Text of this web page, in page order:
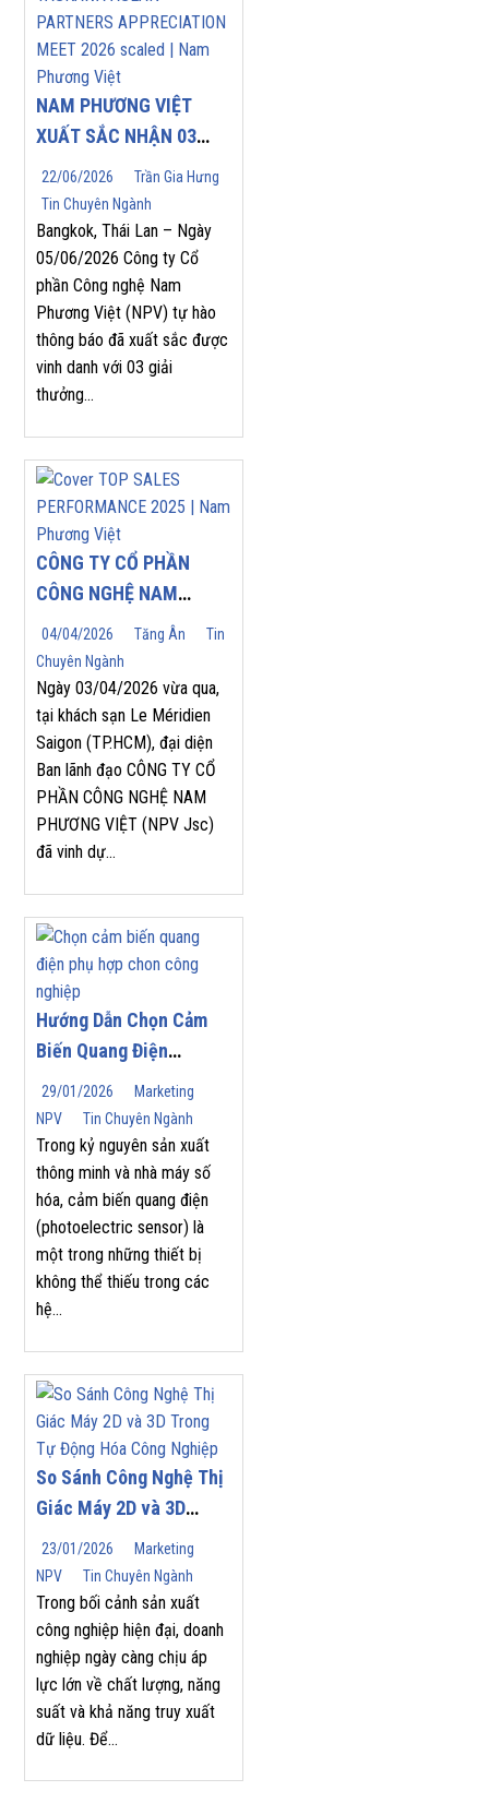
NAM PHƯƠNG VIỆT
XUẤT SẮC NHẬN 03
GIẢI THƯỞNG DANH
GIÁ TẠI YASKAWA
ASEAN PARTNERS’
APPRECIATION MEET
2026
22/06/2026
Trần Gia Hưng
Tin Chuyên Ngành
Bangkok, Thái Lan – Ngày
05/06/2026 Công ty Cổ
phần Công nghệ Nam
Phương Việt (NPV) tự hào
thông báo đã xuất sắc được
vinh danh với 03 giải
thưởng...
CÔNG TY CỔ PHẦN
CÔNG NGHỆ NAM
PHƯƠNG VIỆT (NPV
JSC) TỰ HÀO ĐÓN
NHẬN GIẢI THƯỞNG
“TOP SALES
PERFORMANCE 2025”
TẠI HỘI NGHỊ NHÀ
PHÂN PHỐI YASKAWA
2026
04/04/2026 Tăng Ân
Tin
Chuyên Ngành
Ngày 03/04/2026 vừa qua,
tại khách sạn Le Méridien
Saigon (TP.HCM), đại diện
Ban lãnh đạo CÔNG TY CỔ
PHẦN CÔNG NGHỆ NAM
PHƯƠNG VIỆT (NPV Jsc)
đã vinh dự...
Hướng Dẫn Chọn Cảm
Biến Quang Điện
(Photoelectric Sensor)
Phù Hợp Cho Tự Động
Hóa Công Nghiệp
29/01/2026
Marketing
NPV
Tin Chuyên Ngành
Trong kỷ nguyên sản xuất
thông minh và nhà máy số
hóa, cảm biến quang điện
(photoelectric sensor) là
một trong những thiết bị
không thể thiếu trong các
hệ...
So Sánh Công Nghệ Thị
Giác Máy 2D và 3D
Trong Tự Động Hóa
Công Nghiệp
23/01/2026
Marketing
NPV
Tin Chuyên Ngành
Trong bối cảnh sản xuất
công nghiệp hiện đại, doanh
nghiệp ngày càng chịu áp
lực lớn về chất lượng, năng
suất và khả năng truy xuất
dữ liệu. Để...